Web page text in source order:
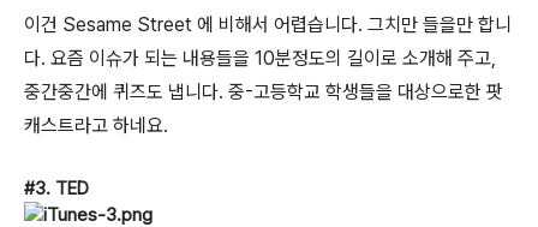
이건 Sesame Street 에 비해서 어렵습니다. 그치만 들을만 합니
다. 요즘 이슈가 되는 내용들을 10분정도의 길이로 소개해 주고,
중간중간에 퀴즈도 냅니다. 중-고등학교 학생들을 대상으로한 팟
캐스트라고 하네요.
#3. TED